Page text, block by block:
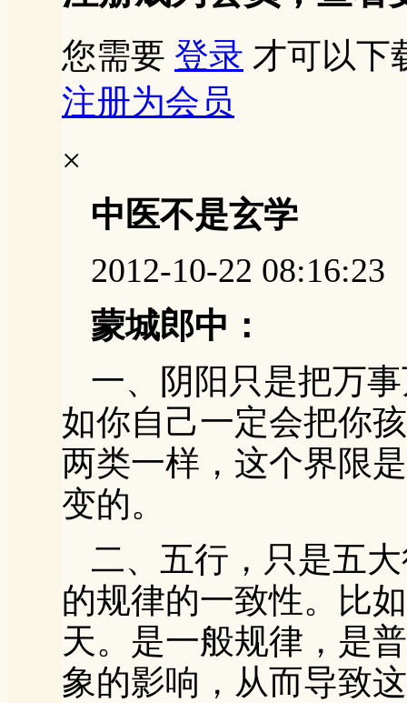
您需要 登录 才可以下
注册为会员
×
中医不是玄学
2012-10-22 08:16:23
蒙城郎中：
一、阴阳只是把万
如你自己一定会把你
两类一样，这个界限
变的。
二、五行，只是五
的规律的一致性。比
天。是一般规律，是
象的影响，从而导致